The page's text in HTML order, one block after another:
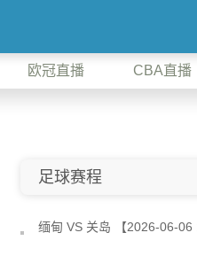
欧冠直播 CBA直播
足球赛程
缅甸 VS 关岛 【2026-06-06